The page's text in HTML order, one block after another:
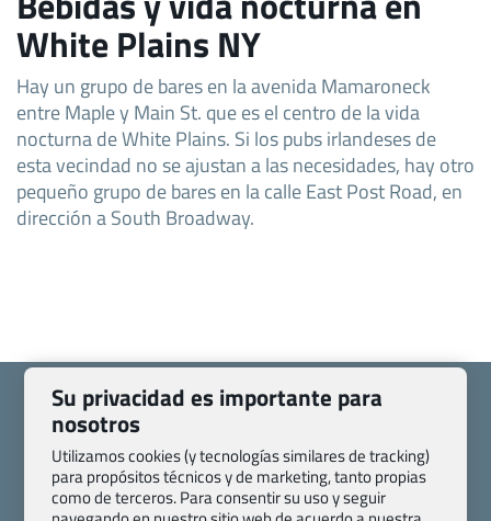
White Plains NY
Hay un grupo de bares en la avenida Mamaroneck
entre Maple y Main St. que es el centro de la vida
nocturna de White Plains. Si los pubs irlandeses de
esta vecindad no se ajustan a las necesidades, hay otro
pequeño grupo de bares en la calle East Post Road, en
dirección a South Broadway.
Quienes somos
Contacto
Pasaporte, Visado, Salud y otras disposiciones específicas
Su privacidad es importante para
nosotros
Utilizamos cookies (y tecnologías similares de tracking)
para propósitos técnicos y de marketing, tanto propias
como de terceros. Para consentir su uso y seguir